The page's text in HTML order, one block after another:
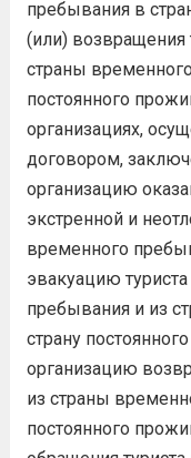
пребывания в
(или) возвращения
страны
постоянного
организациях,
договором,
организацию
экстренной и
временного
эвакуацию
пребывания и из
страну
организацию
из страны
постоянного